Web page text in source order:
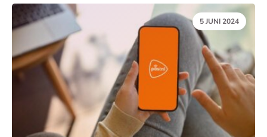
DATUM:
5 JUNI 2024